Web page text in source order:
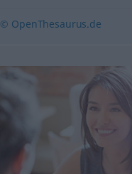
© OpenThesaurus.de